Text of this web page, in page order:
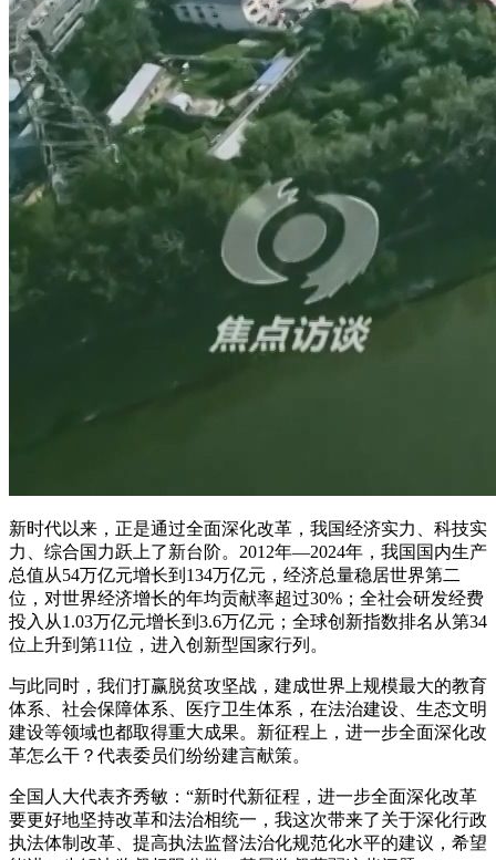
新时代以来，正是通过全面深化改革，我国经济实力、科技实
力、综合国力跃上了新台阶。2012年—2024年，我国国内生产
总值从54万亿元增长到134万亿元，经济总量稳居世界第二
位，对世界经济增长的年均贡献率超过30%；全社会研发经费
投入从1.03万亿元增长到3.6万亿元；全球创新指数排名从第34
位上升到第11位，进入创新型国家行列。
与此同时，我们打赢脱贫攻坚战，建成世界上规模最大的教育
体系、社会保障体系、医疗卫生体系，在法治建设、生态文明
建设等领域也都取得重大成果。新征程上，进一步全面深化改
革怎么干？代表委员们纷纷建言献策。
全国人大代表齐秀敏：“新时代新征程，进一步全面深化改革
要更好地坚持改革和法治相统一，我这次带来了关于深化行政
执法体制改革、提高执法监督法治化规范化水平的建议，希望